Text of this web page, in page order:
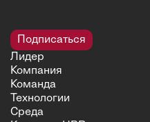
Подписаться
Лидер
Компания
Команда
Технологии
Среда